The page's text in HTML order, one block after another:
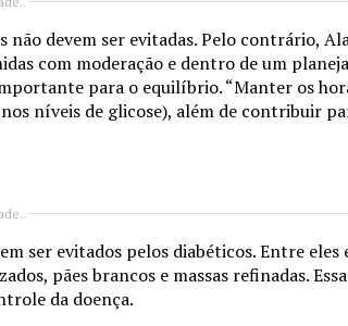
devem ser evitadas. Pelo contrário,
com moderação e dentro de um
para o equilíbrio. “Manter os
níveis de glicose), além de contribuir
ser evitados pelos diabéticos. Entre eles
pães brancos e massas refinadas.
da doença.